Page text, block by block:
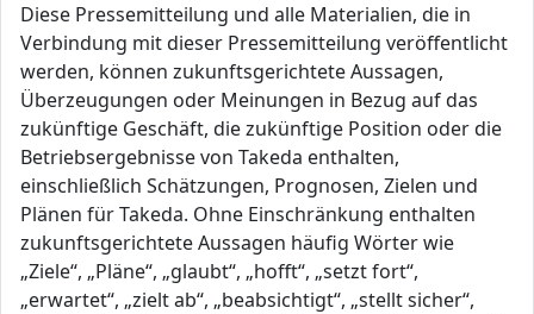
Diese Pressemitteilung und alle Materialien, die in
Verbindung mit dieser Pressemitteilung veröffentlicht
werden, können zukunftsgerichtete Aussagen,
Überzeugungen oder Meinungen in Bezug auf das
zukünftige Geschäft, die zukünftige Position oder die
Betriebsergebnisse von Takeda enthalten,
einschließlich Schätzungen, Prognosen, Zielen und
Plänen für Takeda. Ohne Einschränkung enthalten
zukunftsgerichtete Aussagen häufig Wörter wie
„Ziele“, „Pläne“, „glaubt“, „hofft“, „setzt fort“,
„erwartet“, „zielt ab“, „beabsichtigt“, „stellt sicher“,